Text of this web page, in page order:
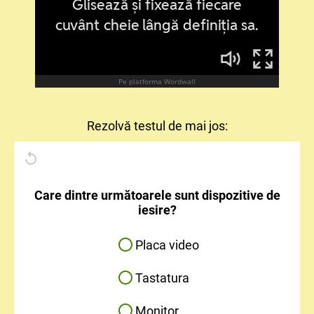
Rezolvă testul de mai jos:
Care dintre următoarele sunt dispozitive de
iesire?
Placa video
Tastatura
Monitor